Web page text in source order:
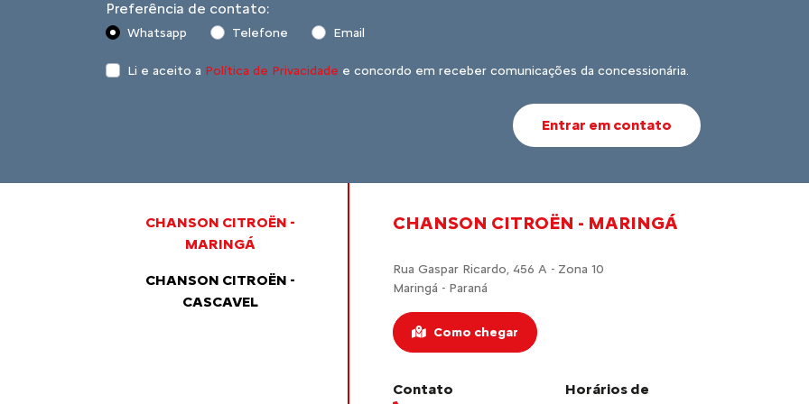
Preferência de contato:
Whatsapp Telefone Email
Li e aceito a Política de Privacidade e concordo em receber comunicações da concessionária.
Entrar em contato
CHANSON CITROËN -
MARINGÁ
CHANSON CITROËN -
CASCAVEL
CHANSON CITROËN - MARINGÁ
Rua Gaspar Ricardo, 456 A - Zona 10
Maringá - Paraná
Como chegar
Contato
Horários de